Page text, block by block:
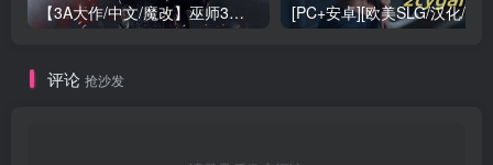
【3A大作/中文/魔改】巫师3：狂嫖 绅士邪恶魔改版[解压即玩小白福音]【170G/新魔改】
评论 抢沙发